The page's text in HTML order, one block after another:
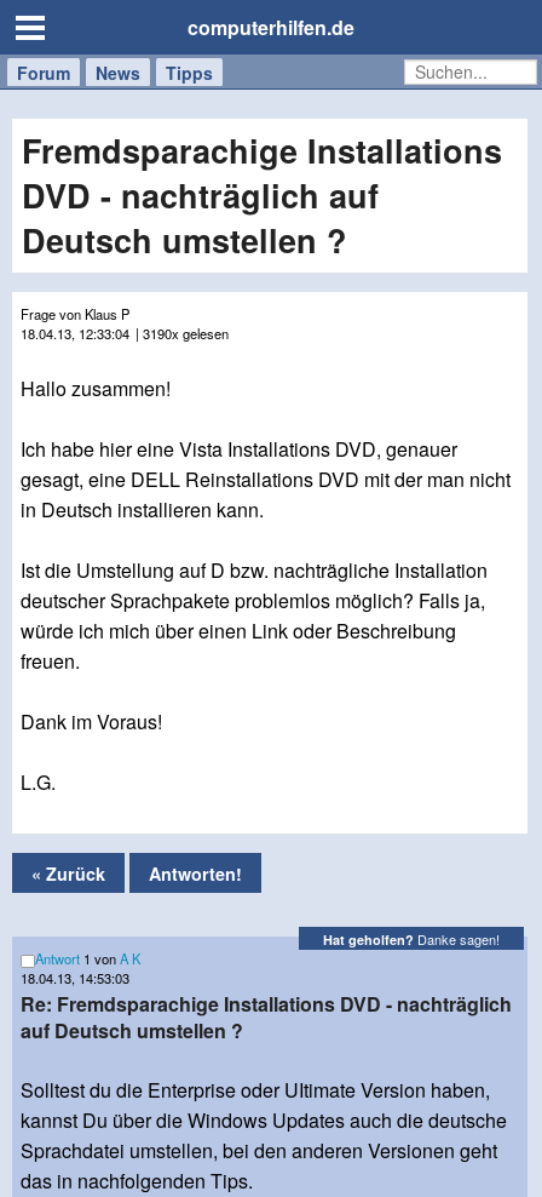
computerhilfen.de
Forum News Tipps
Handy
Tablet
Windows
Mac
Fremdsparachige Installations
DVD - nachträglich auf
Deutsch umstellen ?
Frage von Klaus P
18.04.13, 12:33:04 | 3190x gelesen
Hallo zusammen!
Ich habe hier eine Vista Installations DVD, genauer
gesagt, eine DELL Reinstallations DVD mit der man nicht
in Deutsch installieren kann.
Ist die Umstellung auf D bzw. nachträgliche Installation
deutscher Sprachpakete problemlos möglich? Falls ja,
würde ich mich über einen Link oder Beschreibung
freuen.
Dank im Voraus!
L.G.
« Zurück Antworten!
Hat geholfen? Danke sagen!
Antwort 1 vonA K
18.04.13, 14:53:03
Re: Fremdsparachige Installations DVD - nachträglich
auf Deutsch umstellen ?
Solltest du die Enterprise oder UItimate Version haben,
kannst Du über die Windows Updates auch die deutsche
Sprachdatei umstellen, bei den anderen Versionen geht
das in nachfolgenden Tips.